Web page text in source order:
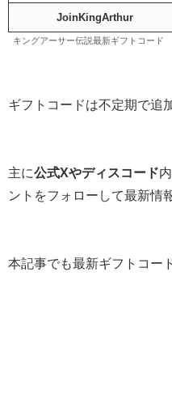
JoinKingArthur
キングアーサー伝説最新ギフトコード
ギフトコードは不定期で追
主に公式Xやディスコード
ントをフォローして最新情
本記事でも最新ギフトコー